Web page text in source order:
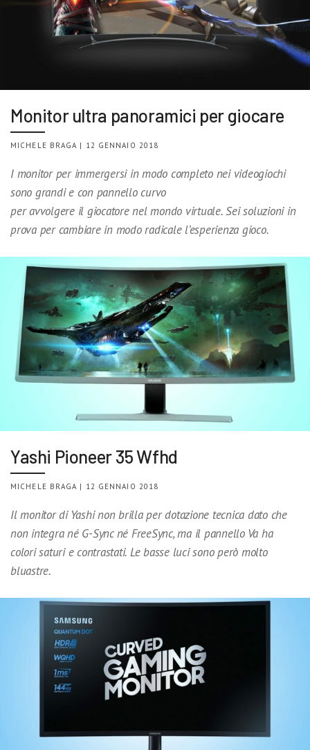
Monitor ultra panoramici per giocare
MICHELE BRAGA | 12 GENNAIO 2018
I monitor per immergersi in modo completo nei videogiochi
sono grandi e con pannello curvo
per avvolgere il giocatore nel mondo virtuale. Sei soluzioni in
prova per cambiare in modo radicale l’esperienza gioco.
Yashi Pioneer 35 Wfhd
MICHELE BRAGA | 12 GENNAIO 2018
Il monitor di Yashi non brilla per dotazione tecnica dato che
non integra né G-Sync né FreeSync, ma il pannello Va ha
colori saturi e contrastati. Le basse luci sono però molto
bluastre.